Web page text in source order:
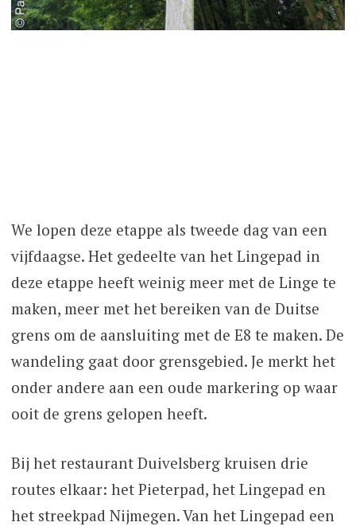
We lopen deze etappe als tweede dag van een
vijfdaagse. Het gedeelte van het Lingepad in
deze etappe heeft weinig meer met de Linge te
maken, meer met het bereiken van de Duitse
grens om de aansluiting met de E8 te maken. De
wandeling gaat door grensgebied. Je merkt het
onder andere aan een oude markering op waar
ooit de grens gelopen heeft.
Bij het restaurant Duivelsberg kruisen drie
routes elkaar: het Pieterpad, het Lingepad en
het streekpad Nijmegen. Van het Lingepad een